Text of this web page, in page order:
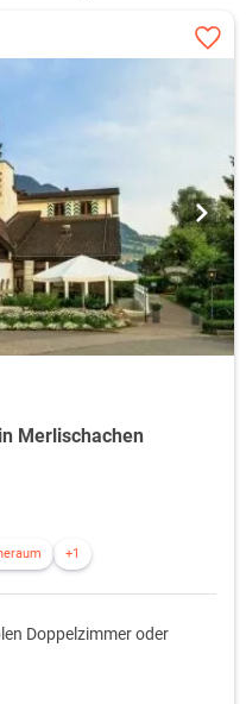
Merlischachen
+1
Doppelzimmer oder